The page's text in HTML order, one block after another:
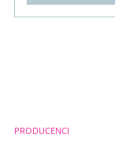
PRODUCENCI